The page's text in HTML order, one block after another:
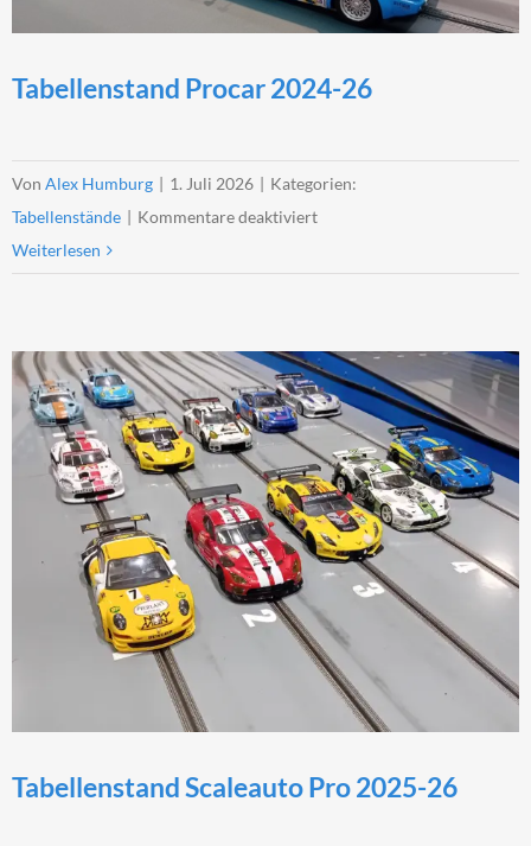
Tabellenstand Procar 2024-26
Von Alex Humburg | 1. Juli 2026 | Kategorien:
Tabellenstände | Kommentare deaktiviertfür
26
Weiterlesen
Tabellenstand Scaleauto Pro 2025-26